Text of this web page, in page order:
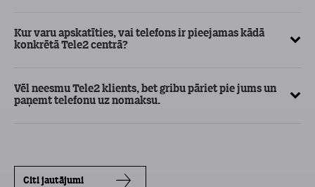
Kur varu apskatīties, vai telefons ir pieejamas kādā
konkrētā Tele2 centrā?
Vēl neesmu Tele2 klients, bet gribu pāriet pie jums un
paņemt telefonu uz nomaksu.
Citi jautājumi